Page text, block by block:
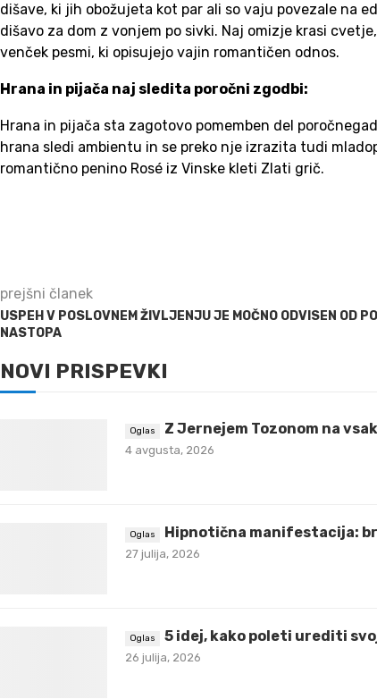
dišave, ki jih obožujeta kot par ali so vaju povezale na
dišavo za dom z vonjem po sivki. Naj omizje krasi
venček pesmi, ki opisujejo vajin romantičen odnos.
Hrana in pijača naj sledita poročni zgodbi:
Hrana in pijača sta zagotovo pomemben del
hrana sledi ambientu in se preko nje izrazita tudi
romantično penino Rosé iz Vinske kleti Zlati grič.
prejšni članek
USPEH V POSLOVNEM ŽIVLJENJU JE MOČNO ODVISEN OD
NASTOPA
NOVI PRISPEVKI
Z Jernejem Tozonom na
4 avgusta, 2026
Hipnotična manifestacija:
27 julija, 2026
5 idej, kako poleti urediti
26 julija, 2026